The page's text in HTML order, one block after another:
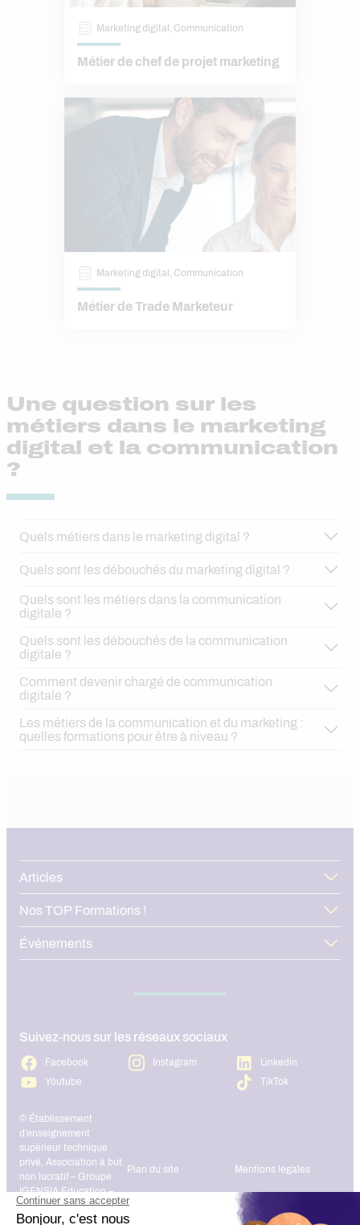
Marketing digital, Communication
Métier de chef de projet marketing
Marketing digital, Communication
Métier de Trade Marketeur
Une question sur les
métiers dans le marketing
digital et la communication
?
Quels métiers dans le marketing digital ?
Le directeur du marketing digital
Le content manager
Le spécialiste SEO /SEM
Le spécialiste CRO (Conversion Rate Optimization)
Quels sont les débouchés du marketing digital ?
Quels sont les métiers dans la communication
digitale ?
Les emplois dédiés au marketing digital
Les métiers du développement web
Quels sont les débouchés de la communication
digitale ?
Comment devenir chargé de communication
digitale ?
Les métiers de la communication et du marketing :
quelles formations pour être à niveau ?
Articles
Nos TOP Formations !
Événements
Suivez-nous sur les réseaux sociaux
Facebook Instagram
Linkedin
Youtube
TikTok
© Établissement
d’enseignement
supérieur technique
privé, Association à but
non lucratif – Groupe
IGENSIA Education –
Mise à jour site :
Janvier 2026
Plan du site Mentions légales